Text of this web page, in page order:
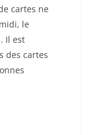
cartes ne
le
Il est
des cartes